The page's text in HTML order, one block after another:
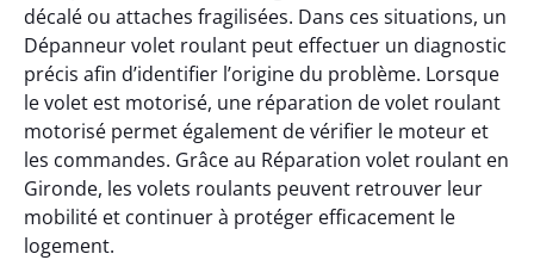
décalé ou attaches fragilisées. Dans ces situations, un
Dépanneur volet roulant peut effectuer un diagnostic
précis afin d’identifier l’origine du problème. Lorsque
le volet est motorisé, une réparation de volet roulant
motorisé permet également de vérifier le moteur et
les commandes. Grâce au Réparation volet roulant en
Gironde, les volets roulants peuvent retrouver leur
mobilité et continuer à protéger efficacement le
logement.